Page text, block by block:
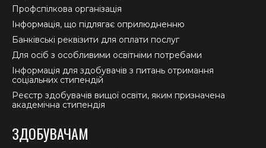
Профспілкова організація
Інформація, що підлягає оприлюдненню
Банківські реквізити для оплати послуг
Для осіб з особливими освітніми потребами
Інформація для здобувачів з питань отримання
соціальних стипендій
Реєстр здобувачів вищої освіти, яким призначена
академічна стипендія
ЗДОБУВАЧАМ